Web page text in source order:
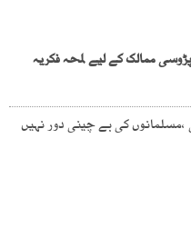
ممالک کے لیے لمحہ فکریہ